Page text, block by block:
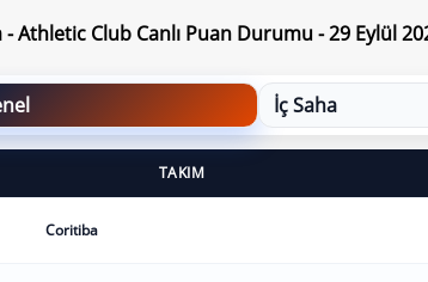
- Athletic Club Canlı Puan Durumu - 29 Eylül
İç Saha
TAKIM
Coritiba